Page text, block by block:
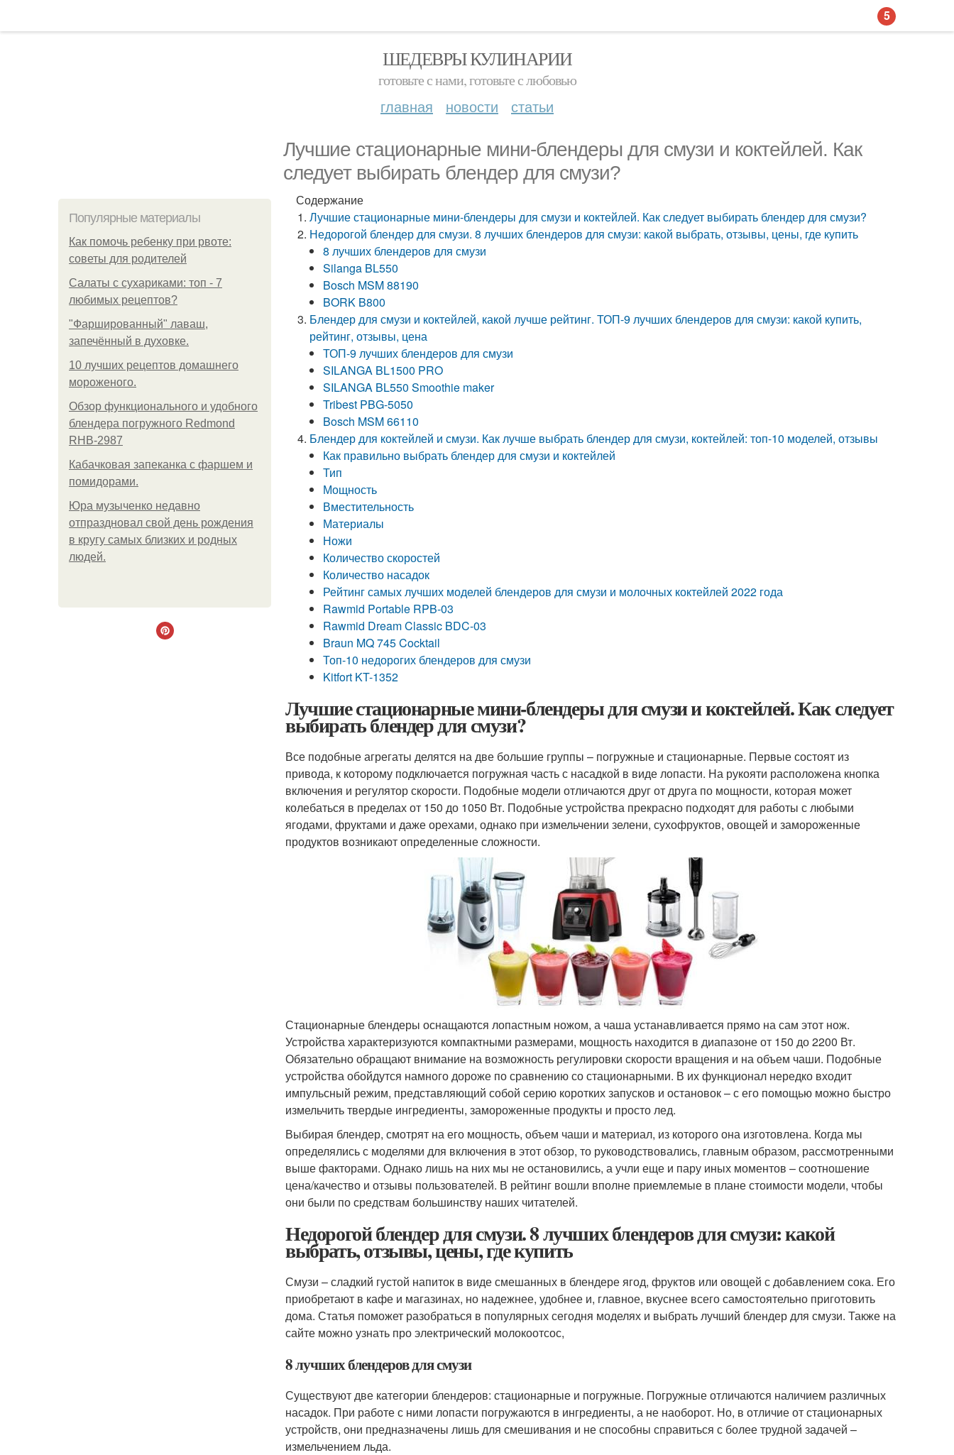
ШЕДЕВРЫ КУЛИНАРИИ
готовьте с нами, готовьте с любовью
главная новости статьи
Лучшие стационарные мини-блендеры для смузи и коктейлей. Как
следует выбирать блендер для смузи?
Популярные материалы
Как помочь ребенку при рвоте:
советы для родителей
Салаты с сухариками: топ - 7
любимых рецептов?
"Фаршированный" лаваш,
запечённый в духовке.
10 лучших рецептов домашнего
мороженого.
Обзор функционального и удобного
блендера погружного Redmond
RHB-2987
Кабачковая запеканка с фаршем и
помидорами.
Юра музыченко недавно
отпраздновал свой день рождения
в кругу самых близких и родных
людей.
Содержание
Лучшие стационарные мини-блендеры для смузи и коктейлей. Как следует выбирать блендер для смузи?
Недорогой блендер для смузи. 8 лучших блендеров для смузи: какой выбрать, отзывы, цены, где купить
8 лучших блендеров для смузи
Silanga BL550
Bosch MSM 88190
BORK B800
Блендер для смузи и коктейлей, какой лучше рейтинг. ТОП-9 лучших блендеров для смузи: какой купить,
рейтинг, отзывы, цена
ТОП-9 лучших блендеров для смузи
SILANGA BL1500 PRO
SILANGA BL550 Smoothie maker
Tribest PBG-5050
Bosch MSM 66110
Блендер для коктейлей и смузи. Как лучше выбрать блендер для смузи, коктейлей: топ-10 моделей, отзывы
Как правильно выбрать блендер для смузи и коктейлей
Тип
Мощность
Вместительность
Материалы
Ножи
Количество скоростей
Количество насадок
Рейтинг самых лучших моделей блендеров для смузи и молочных коктейлей 2022 года
Rawmid Portable RPB-03
Rawmid Dream Classic BDC-03
Braun MQ 745 Cocktail
Топ-10 недорогих блендеров для смузи
Kitfort KT-1352
Лучшие стационарные мини-блендеры для смузи и коктейлей. Как следует
выбирать блендер для смузи?
Все подобные агрегаты делятся на две большие группы – погружные и стационарные. Первые состоят из
привода, к которому подключается погружная часть с насадкой в виде лопасти. На рукояти расположена кнопка
включения и регулятор скорости. Подобные модели отличаются друг от друга по мощности, которая может
колебаться в пределах от 150 до 1050 Вт. Подобные устройства прекрасно подходят для работы с любыми
ягодами, фруктами и даже орехами, однако при измельчении зелени, сухофруктов, овощей и замороженные
продуктов возникают определенные сложности.
Стационарные блендеры оснащаются лопастным ножом, а чаша устанавливается прямо на сам этот нож.
Устройства характеризуются компактными размерами, мощность находится в диапазоне от 150 до 2200 Вт.
Обязательно обращают внимание на возможность регулировки скорости вращения и на объем чаши. Подобные
устройства обойдутся намного дороже по сравнению со стационарными. В их функционал нередко входит
импульсный режим, представляющий собой серию коротких запусков и остановок – с его помощью можно быстро
измельчить твердые ингредиенты, замороженные продукты и просто лед.
Выбирая блендер, смотрят на его мощность, объем чаши и материал, из которого она изготовлена. Когда мы
определялись с моделями для включения в этот обзор, то руководствовались, главным образом, рассмотренными
выше факторами. Однако лишь на них мы не остановились, а учли еще и пару иных моментов – соотношение
цена/качество и отзывы пользователей. В рейтинг вошли вполне приемлемые в плане стоимости модели, чтобы
они были по средствам большинству наших читателей.
Недорогой блендер для смузи. 8 лучших блендеров для смузи: какой
выбрать, отзывы, цены, где купить
Смузи – сладкий густой напиток в виде смешанных в блендере ягод, фруктов или овощей с добавлением сока. Его
приобретают в кафе и магазинах, но надежнее, удобнее и, главное, вкуснее всего самостоятельно приготовить
дома. Статья поможет разобраться в популярных сегодня моделях и выбрать лучший блендер для смузи. Также на
сайте можно узнать про электрический молокоотсос,
8 лучших блендеров для смузи
Существуют две категории блендеров: стационарные и погружные. Погружные отличаются наличием различных
насадок. При работе с ними лопасти погружаются в ингредиенты, а не наоборот. Но, в отличие от стационарных
устройств, они предназначены лишь для смешивания и не способны справиться с более трудной задачей –
измельчением льда.
5